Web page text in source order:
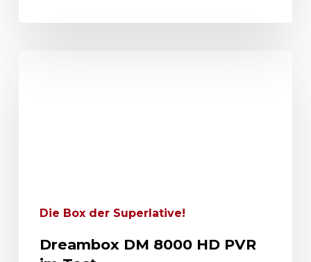
Die Box der Superlative!
Dreambox DM 8000 HD PVR